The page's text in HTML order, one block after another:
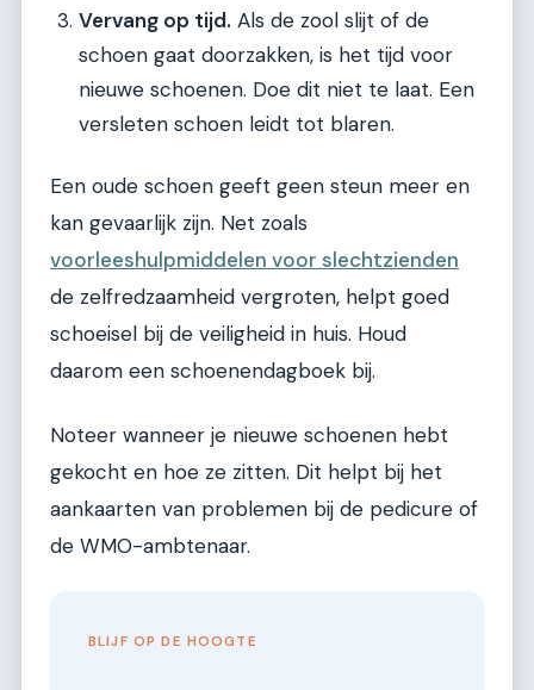
Vervang op tijd. Als de zool slijt of de
schoen gaat doorzakken, is het tijd voor
nieuwe schoenen. Doe dit niet te laat. Een
versleten schoen leidt tot blaren.
Een oude schoen geeft geen steun meer en
kan gevaarlijk zijn. Net zoals
voorleeshulpmiddelen voor slechtzienden
de zelfredzaamheid vergroten, helpt goed
schoeisel bij de veiligheid in huis. Houd
daarom een schoenendagboek bij.
Noteer wanneer je nieuwe schoenen hebt
gekocht en hoe ze zitten. Dit helpt bij het
aankaarten van problemen bij de pedicure of
de WMO-ambtenaar.
BLIJF OP DE HOOGTE